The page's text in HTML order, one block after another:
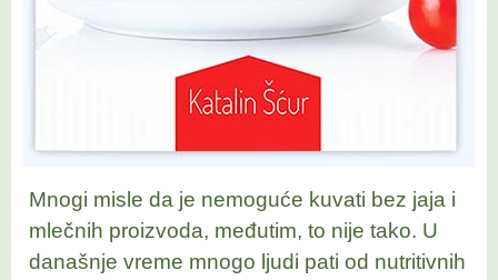
Mnogi misle da je nemoguće kuvati bez jaja i
mlečnih proizvoda, međutim, to nije tako. U
današnje vreme mnogo ljudi pati od nutritivnih